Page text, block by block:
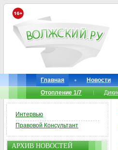
Главная Новости
Отопление 1/7
Интервью
Правовой Консультант
АРХИВ НОВОСТЕЙ